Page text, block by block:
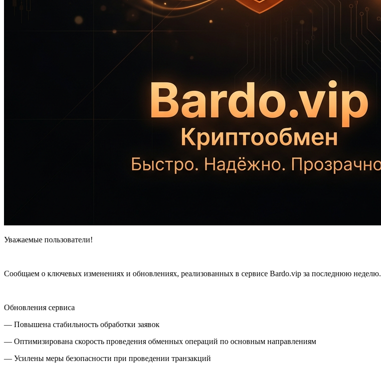
Уважаемые пользователи!
Сообщаем о ключевых изменениях и обновлениях, реализованных в сервисе Bardo.vip за последнюю неделю.
Обновления сервиса
— Повышена стабильность обработки заявок
— Оптимизирована скорость проведения обменных операций по основным направлениям
— Усилены меры безопасности при проведении транзакций